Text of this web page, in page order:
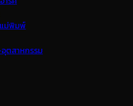
แม่พิมพ์
อุตสาหกรรม